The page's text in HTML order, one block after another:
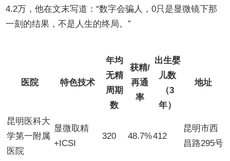
4.2万，他在文末写道：“数字会骗人，0只是显微镜下那
一刻的结果，不是人生的终局。”
医院 特色技术
年均
无精
周期
数
获精/
再通
率
出生婴
儿数
（3
年）
地址
昆明医科大
学第一附属
医院
显微取精
+ICSI
320 48.7%412
昆明市西
昌路295号